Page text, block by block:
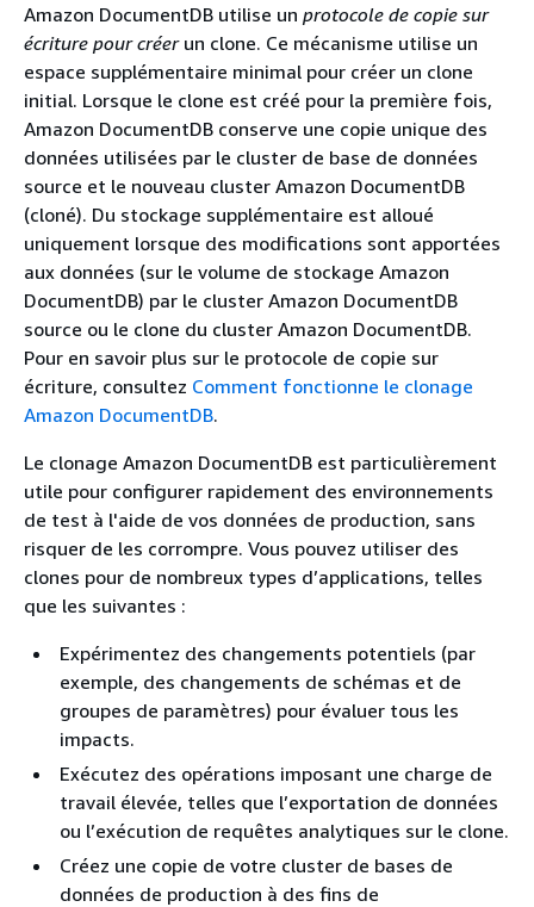
Amazon DocumentDB utilise un protocole de copie sur
écriture pour créerun clone. Ce mécanisme utilise un
espace supplémentaire minimal pour créer un clone
initial. Lorsque le clone est créé pour la première fois,
Amazon DocumentDB conserve une copie unique des
données utilisées par le cluster de base de données
source et le nouveau cluster Amazon DocumentDB
(cloné). Du stockage supplémentaire est alloué
uniquement lorsque des modifications sont apportées
aux données (sur le volume de stockage Amazon
DocumentDB) par le cluster Amazon DocumentDB
source ou le clone du cluster Amazon DocumentDB.
Pour en savoir plus sur le protocole de copie sur
écriture, consultez Comment fonctionne le clonage
Amazon DocumentDB.
Le clonage Amazon DocumentDB est particulièrement
utile pour configurer rapidement des environnements
de test à l'aide de vos données de production, sans
risquer de les corrompre. Vous pouvez utiliser des
clones pour de nombreux types d’applications, telles
que les suivantes :
Expérimentez des changements potentiels (par
exemple, des changements de schémas et de
groupes de paramètres) pour évaluer tous les
impacts.
Exécutez des opérations imposant une charge de
travail élevée, telles que l’exportation de données
ou l’exécution de requêtes analytiques sur le clone.
Créez une copie de votre cluster de bases de
données de production à des fins de